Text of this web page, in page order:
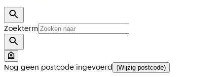
Zoekterm
Nog geen postcode ingevoerd (Wijzig postcode)